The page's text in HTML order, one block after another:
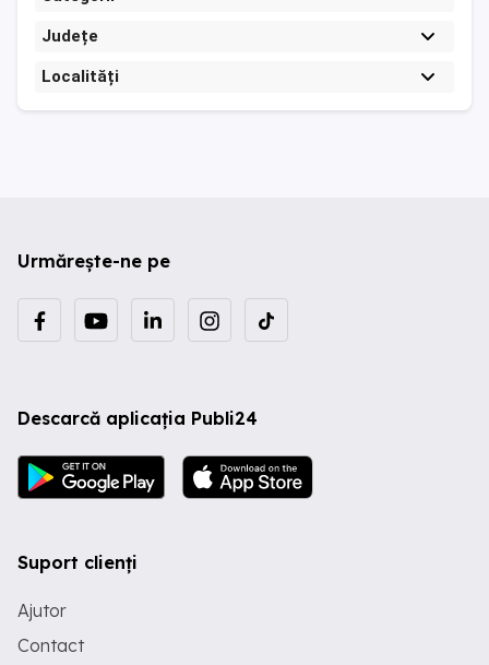
Județe
Localități
Urmărește-ne pe
Descarcă aplicația Publi24
Suport clienți
Ajutor
Contact